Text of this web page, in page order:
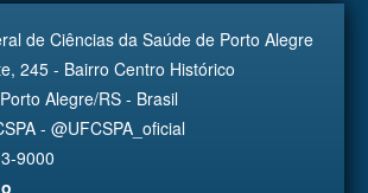
de Ciências da Saúde de Porto Alegre
245 - Bairro Centro Histórico
Alegre/RS - Brasil
- @UFCSPA_oficial
9000